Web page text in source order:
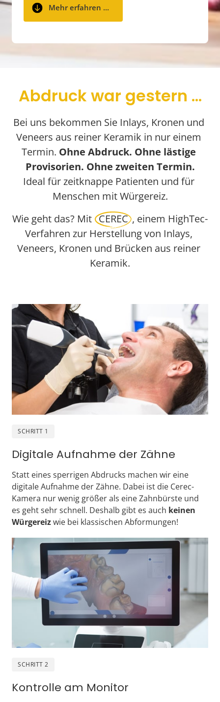
Mehr erfahren ...
Abdruck war gestern ...
Bei uns bekommen Sie Inlays, Kronen und
Veneers aus reiner Keramik in nur einem
Termin. Ohne Abdruck. Ohne lästige
Ideal für zeitknappe Patienten und für
Menschen mit Würgereiz.
Wie geht das? Mit CEREC , einem HighTec-
Verfahren zur Herstellung von Inlays,
Veneers, Kronen und Brücken aus reiner
Keramik.
SCHRITT 1
Digitale Aufnahme der Zähne
Statt eines sperrigen Abdrucks machen wir eine
digitale Aufnahme der Zähne. Dabei ist die Cerec-
Kamera nur wenig größer als eine Zahnbürste und
es geht sehr schnell. Deshalb gibt es auch keinen
Würgereiz wie bei klassischen Abformungen!
SCHRITT 2
Kontrolle am Monitor